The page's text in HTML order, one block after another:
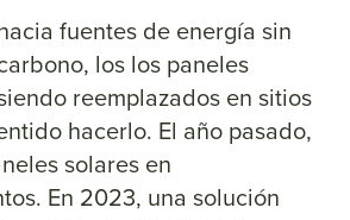
fuentes de energía sin
los los paneles
reemplazados en sitios
hacerlo. El año pasado,
solares en
En 2023, una solución